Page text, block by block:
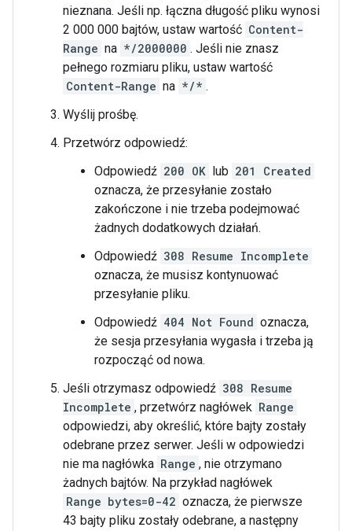
nieznana. Jeśli np. łączna długość pliku wynosi
2 000 000 bajtów, ustaw wartość Content-
Range na */2000000 . Jeśli nie znasz
pełnego rozmiaru pliku, ustaw wartość
Content-Range na */* .
Wyślij prośbę.
Przetwórz odpowiedź:
Odpowiedź 200 OK lub 201 Created
oznacza, że przesyłanie zostało
zakończone i nie trzeba podejmować
żadnych dodatkowych działań.
Odpowiedź 308 Resume Incomplete
oznacza, że musisz kontynuować
przesyłanie pliku.
Odpowiedź 404 Not Found oznacza,
że sesja przesyłania wygasła i trzeba ją
rozpocząć od nowa.
Jeśli otrzymasz odpowiedź 308 Resume
Incomplete , przetwórz nagłówek Range
odpowiedzi, aby określić, które bajty zostały
odebrane przez serwer. Jeśli w odpowiedzi
nie ma nagłówka Range , nie otrzymano
żadnych bajtów. Na przykład nagłówek
Range bytes=0-42 oznacza, że pierwsze
43 bajty pliku zostały odebrane, a następny